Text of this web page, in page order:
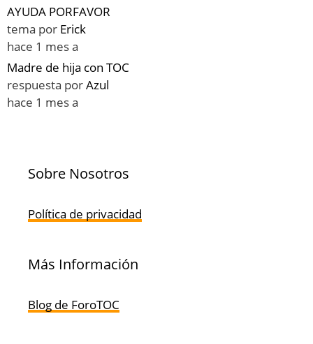
AYUDA PORFAVOR
tema por Erick
hace 1 mes a
Madre de hija con TOC
respuesta porAzul
hace 1 mes a
Sobre Nosotros
Política de privacidad
Más Información
Blog de ForoTOC